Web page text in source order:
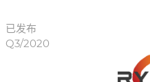
已发布
Q3/2020